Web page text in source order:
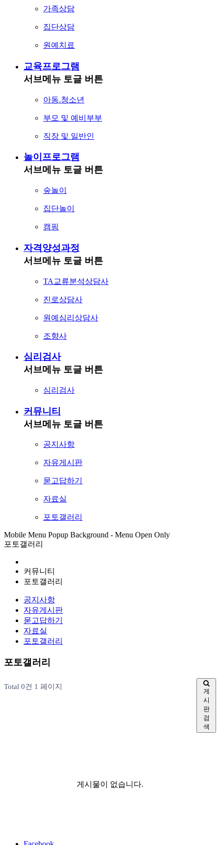
가족상담
집단상담
원예치료
교육프로그램
서브메뉴 토글 버튼
아동.청소년
부모 및 예비부부
직장 및 일반인
놀이프로그램
서브메뉴 토글 버튼
숲놀이
집단놀이
캠핑
자격양성과정
서브메뉴 토글 버튼
TA교류분석상담사
진로상담사
원예심리상담사
조향사
심리검사
서브메뉴 토글 버튼
심리검사
커뮤니티
서브메뉴 토글 버튼
공지사항
자유게시판
묻고답하기
자료실
포토갤러리
Mobile Menu Popup Background - Menu Open Only
포토갤러리
커뮤니티
포토갤러리
공지사항
자유게시판
묻고답하기
자료실
포토갤러리
포토갤러리
Total 0건 1 페이지
게
시
판
검
색
게시물이 없습니다.